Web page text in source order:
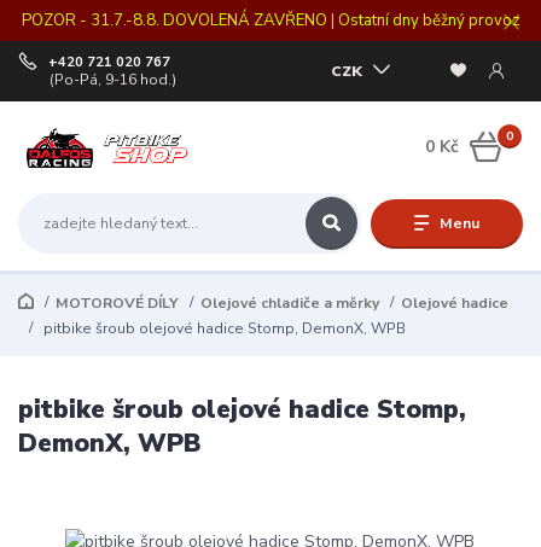
POZOR - 31.7.-8.8. DOVOLENÁ ZAVŘENO | Ostatní dny běžný provoz
Menu
CZK
+420 721 020 767
(Po-Pá, 9-16 hod.)
0
0 Kč
MOTOROVÉ DÍLY Olejové chladiče a měrky
Olejové hadice
pitbike šroub olejové hadice Stomp, DemonX, WPB
pitbike šroub olejové hadice Stomp,
DemonX, WPB